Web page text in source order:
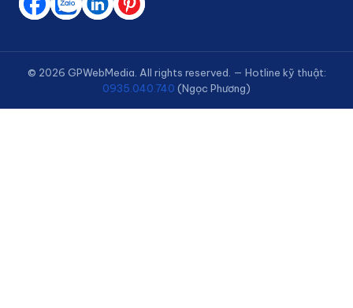
© 2026 GPWebMedia. All rights reserved. — Hotline kỹ thuật:
0935.040.740 (Ngọc Phương)